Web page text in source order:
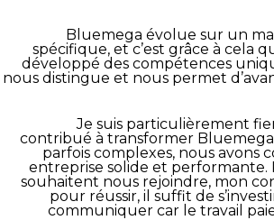
Bluemega évolue sur un
spécifique, et c’est grâce à cela
développé des compétences
nous distingue et nous permet
Je suis particulièrement
contribué à transformer Bluemega
parfois complexes, nous avons
entreprise solide et performante.
souhaitent nous rejoindre, mon
pour réussir, il suffit de
communiquer car le travail